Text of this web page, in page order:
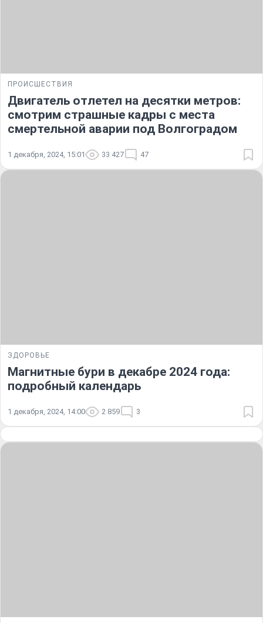
ПРОИСШЕСТВИЯ
Двигатель отлетел на десятки метров:
смотрим страшные кадры с места
смертельной аварии под Волгоградом
1 декабря, 2024, 15:01 33 427 47
ЗДОРОВЬЕ
Магнитные бури в декабре 2024 года:
подробный календарь
1 декабря, 2024, 14:00 2 859 3